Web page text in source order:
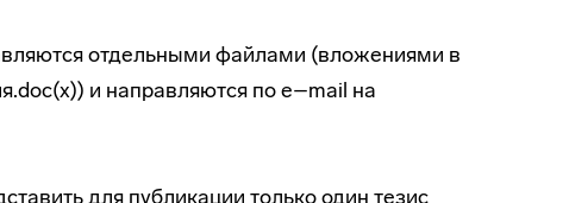
отдельными файлами (вложениями в
и направляются по e–mail на
для публикации только один тезис